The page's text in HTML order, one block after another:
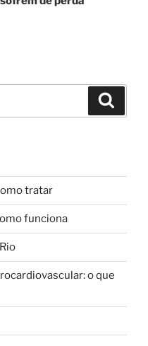
tratar
funciona
o que